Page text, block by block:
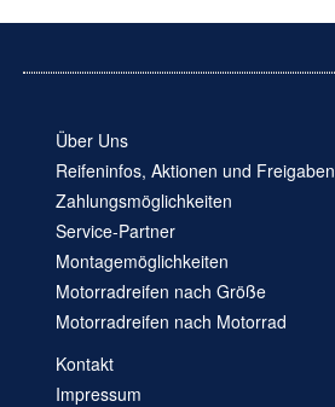
Über Uns
Reifeninfos, Aktionen und Freigaben
Zahlungsmöglichkeiten
Service-Partner
Montagemöglichkeiten
Motorradreifen nach Größe
Motorradreifen nach Motorrad
Kontakt
Impressum